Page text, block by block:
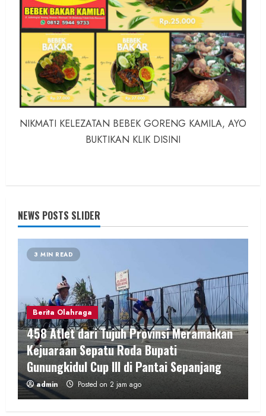
NIKMATI KELEZATAN BEBEK GORENG KAMILA, AYO
BUKTIKAN KLIK DISINI
NEWS POSTS SLIDER
3 MIN READ
Berita Olahraga
458 Atlet dari Tujuh Provinsi Meramaikan
Kejuaraan Sepatu Roda Bupati
Gunungkidul Cup III di Pantai Sepanjang
admin Posted on 2 jam ago